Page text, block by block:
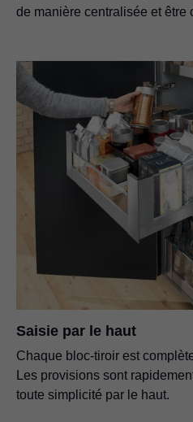
de manière centralisée et être
Saisie par le haut
Chaque bloc-tiroir est
Les provisions sont
toute simplicité par le haut.